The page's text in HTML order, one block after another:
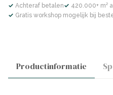
Productinformatie
✓ Achteraf betalen
✓ 420.000+
✓ Gratis workshop mogelijk bij